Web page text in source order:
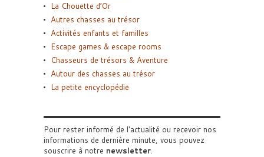
La Chouette d’Or
Autres chasses au trésor
Activités enfants et familles
Escape games & escape rooms
Chasseurs de trésors & Aventure
Autour des chasses au trésor
La petite encyclopédie
Pour rester informé de l'actualité ou recevoir nos
informations de dernière minute, vous pouvez
souscrire à notre newsletter.